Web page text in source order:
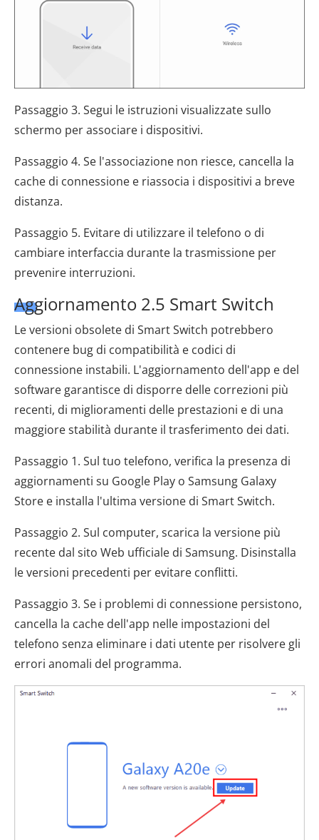
Passaggio 3. Segui le istruzioni visualizzate sullo
schermo per associare i dispositivi.
Passaggio 4. Se l'associazione non riesce, cancella la
cache di connessione e riassocia i dispositivi a breve
distanza.
Passaggio 5. Evitare di utilizzare il telefono o di
cambiare interfaccia durante la trasmissione per
prevenire interruzioni.
Aggiornamento 2.5 Smart Switch
Le versioni obsolete di Smart Switch potrebbero
contenere bug di compatibilità e codici di
connessione instabili. L'aggiornamento dell'app e del
software garantisce di disporre delle correzioni più
recenti, di miglioramenti delle prestazioni e di una
maggiore stabilità durante il trasferimento dei dati.
Passaggio 1. Sul tuo telefono, verifica la presenza di
aggiornamenti su Google Play o Samsung Galaxy
Store e installa l'ultima versione di Smart Switch.
Passaggio 2. Sul computer, scarica la versione più
recente dal sito Web ufficiale di Samsung. Disinstalla
le versioni precedenti per evitare conflitti.
Passaggio 3. Se i problemi di connessione persistono,
cancella la cache dell'app nelle impostazioni del
telefono senza eliminare i dati utente per risolvere gli
errori anomali del programma.